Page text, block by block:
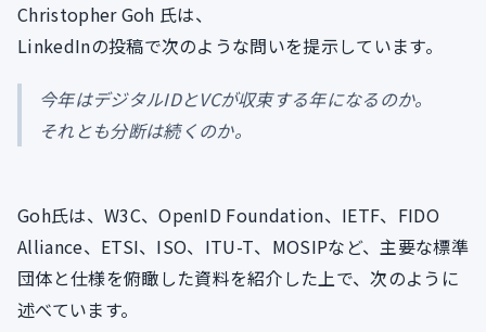
Christopher Goh 氏は、
LinkedInの投稿で次のような問いを提示しています。
今年はデジタルIDとVCが収束する年になるのか。
それとも分断は続くのか。
Goh氏は、W3C、OpenID Foundation、IETF、FIDO
Alliance、ETSI、ISO、ITU-T、MOSIPなど、主要な標準
団体と仕様を俯瞰した資料を紹介した上で、次のように
述べています。